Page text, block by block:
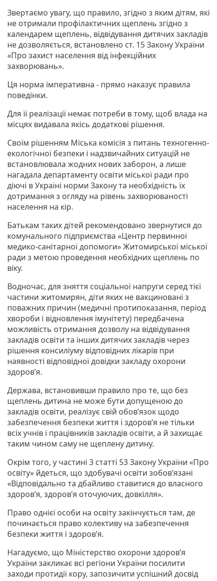
Звертаємо увагу, що правило, згідно з яким дітям, які
не отримали профілактичних щеплень згідно з
календарем щеплень, відвідування дитячих закладів
не дозволяється, встановлено ст. 15 Закону України
«Про захист населення від інфекційних
захворювань».
Ця норма імперативна - прямо наказує правила
поведінки.
Для її реалізації немає потреби в тому, щоб влада на
місцях видавала якісь додаткові рішення.
Своїм рішенням Міська комісія з питань техногенно-
екологічної безпеки і надзвичайних ситуацій не
встановлювала жодних нових заборон, а лише
нагадала департаменту освіти міської ради про
діючі в Україні норми Закону та необхідність їх
дотримання з огляду на рівень захворюваності
населення на кір.
Батькам таких дітей рекомендовано звернутися до
комунального підприємства «Центр первинної
медико-санітарної допомоги» Житомирської міської
ради з метою проведення необхідних щеплень по
віку.
Водночас, для зняття соціальної напруги серед тієї
частини житомирян, діти яких не вакциновані з
поважних причин (медичні протипоказання, період
хвороби і відновлення імунітету) передбачена
можливість отримання дозволу на відвідування
закладів освіти та інших дитячих закладів через
рішення консиліуму відповідних лікарів при
наявності відповідної довідки закладу охорони
здоров’я.
Держава, встановивши правило про те, що без
щеплень дитина не може бути допущеною до
закладів освіти, реалізує свій обов’язок щодо
забезпечення безпеки життя і здоров’я не тільки
всіх учнів і працівників закладів освіти, а й захищає
таким чином саму не щеплену дитину.
Окрім того, у частині 3 статті 53 Закону України «Про
освіту» йдеться, що здобувачі освіти зобов’язані
«Відповідально та дбайливо ставитися до власного
здоров’я, здоров’я оточуючих, довкілля».
Право однієї особи на освіту закінчується там, де
починається право колективу на забезпечення
безпеки життя і здоров’я.
Нагадуємо, що Міністерство охорони здоров’я
України закликає всі регіони України посилити
заходи протидії кору, запозичити успішний досвід